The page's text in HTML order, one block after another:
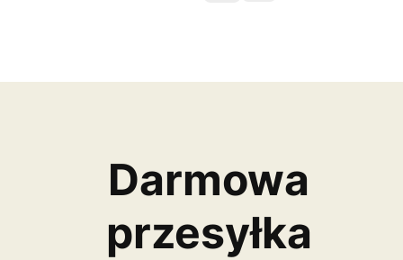
Darmowa
przesyłka